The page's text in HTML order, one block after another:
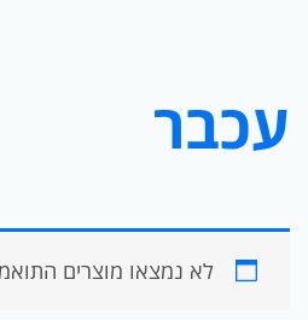
עכבר
לא נמצאו מוצרים